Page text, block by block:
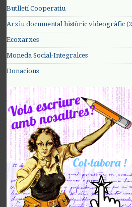
Butlletí Cooperatiu
Arxiu documental històric videogràfic
Ecoxarxes
Moneda Social-Integralces
Donacions